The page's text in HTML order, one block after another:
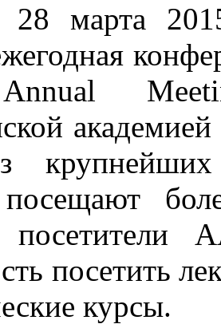
марта
академией
крупнейших
посетители
посетить
курсы.